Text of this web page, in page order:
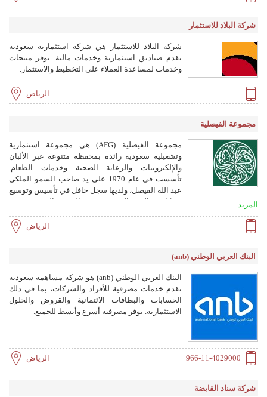
شركة البلاد للاستثمار
شركة البلاد للاستثمار هي شركة استثمارية سعودية
تقدم صناديق استثمارية وخدمات مالية. توفر منتجات
وخدمات لمساعدة العملاء على التخطيط والاستثمار.
الرياض
مجموعة الفيصلية
مجموعة الفيصلية (AFG) هي مجموعة استثمارية
وتشغيلية سعودية رائدة بمحفظة متنوعة عبر الألبان
والإلكترونيات والرعاية الصحية وخدمات الطعام.
تأسست في عام 1970 على يد صاحب السمو الملكي
عبد الله الفيصل، ولديها سجل حافل في تأسيس وتوسيع
شركات عالمية المستوى في السوق السعودي. من
الصناعة مثل سوني ودانون وفيليبس وأونكوكلينيكاس،
نجحت المجموعة في توطين الخبرات العالمية وبناء
المزيد ...
الرياض
البنك العربي الوطني (anb)
البنك العربي الوطني (anb) هو شركة مساهمة سعودية
تقدم خدمات مصرفية للأفراد والشركات، بما في ذلك
الحسابات والبطاقات الائتمانية والقروض والحلول
الاستثمارية. يوفر مصرفية أسرع وأبسط للجميع.
966-11-4029000 الرياض
شركة سناد القابضة